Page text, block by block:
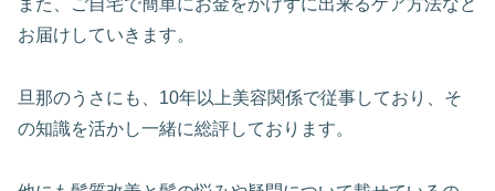
また、ご自宅で簡単にお金をかけずに出来るケア方法など
お届けしていきます。
旦那のうさにも、10年以上美容関係で従事しており、そ
の知識を活かし一緒に総評しております。